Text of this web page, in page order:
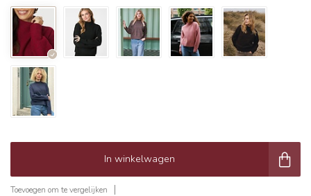
In winkelwagen
Toevoegen om te vergelijken